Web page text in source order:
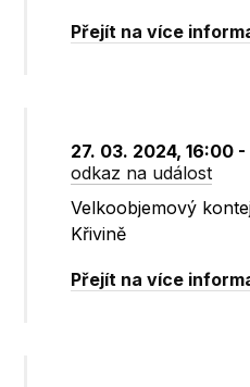
Přejít na více
27. 03. 2024, 16:00
odkaz na událost
Velkoobjemový
Křivině
Přejít na více